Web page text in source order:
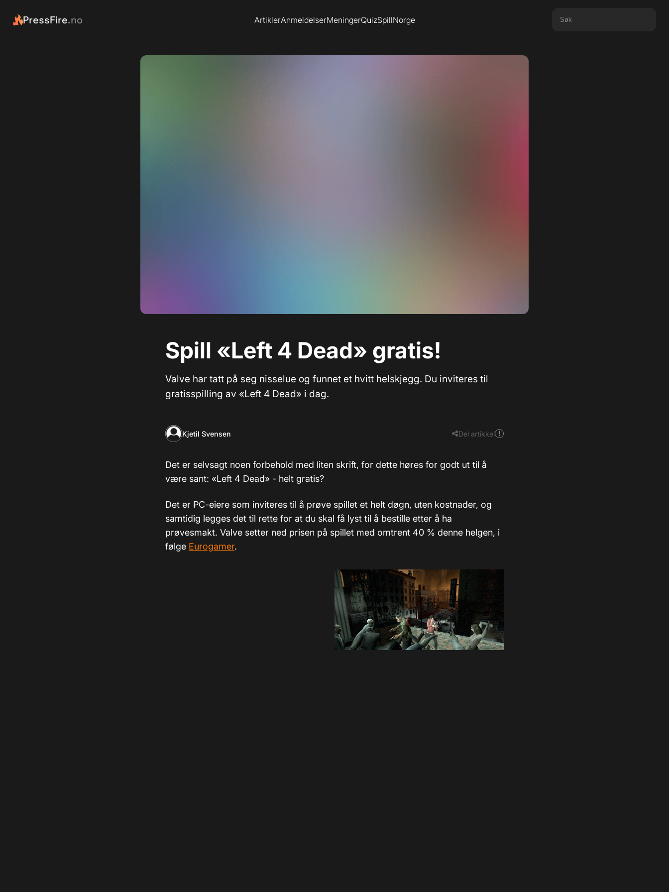
PressFire.no ArtiklerAnmeldelserMeningerQuizSpillNorge
Spill «Left 4 Dead» gratis!
Valve har tatt på seg nisselue og funnet et hvitt helskjegg. Du inviteres til
gratisspilling av «Left 4 Dead» i dag.
Kjetil Svensen Del artikkel
Det er selvsagt noen forbehold med liten skrift, for dette høres for godt ut til å
være sant: «Left 4 Dead» - helt gratis?
Det er PC-eiere som inviteres til å prøve spillet et helt døgn, uten kostnader, og
samtidig legges det til rette for at du skal få lyst til å bestille etter å ha
prøvesmakt. Valve setter ned prisen på spillet med omtrent 40 % denne helgen, i
følge Eurogamer.